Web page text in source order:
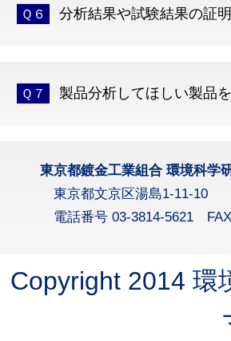
Ｑ６ 分析結果や試験結果の証
Ｑ７ 製品分析してほしい製品
東京都鍍金工業組合 環境科学
東京都文京区湯島1-11-10
電話番号 03-3814-5621 FAX
Copyright 2014